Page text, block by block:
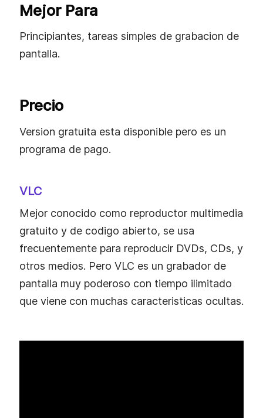
Mejor Para
Principiantes, tareas simples de grabacion de
pantalla.
Precio
Version gratuita esta disponible pero es un
programa de pago.
VLC
Mejor conocido como reproductor multimedia
gratuito y de codigo abierto, se usa
frecuentemente para reproducir DVDs, CDs, y
otros medios. Pero VLC es un grabador de
pantalla muy poderoso con tiempo ilimitado
que viene con muchas caracteristicas ocultas.